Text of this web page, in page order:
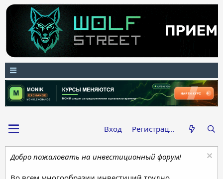
Вход Регистрация
Добро пожаловать на инвестиционный форум!